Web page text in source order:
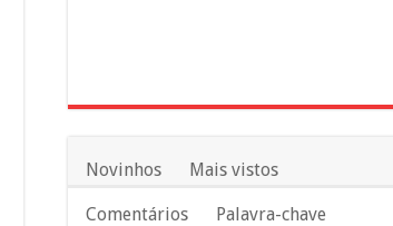
Novinhos Mais vistos
Comentários
Palavra-chave